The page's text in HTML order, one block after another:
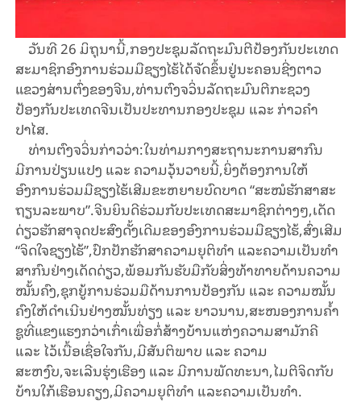
ວັນທີ 26 ມິຖຸນານີ້,ກອງປະຊຸມລັດຖະມົນຕີປ້ອງກັນປະເທດ
ສະມາຊິກອົງການຮ່ວມມືຊຽງໄຮ້ໄດ້ຈັດຂຶ້ນຢູ່ນະຄອນຊີ່ງຕາວ
ແຂວງສ່ານຕົ່ງຂອງຈີນ,ທ່ານຕົງຈວິ່ນລັດຖະມົນຕີກະຊວງ
ປ້ອງກັນປະເທດຈີນເປັນປະທານກອງປະຊຸມ ແລະ ກ່າວຄຳ
ປາໄສ.
ທ່ານຕົງຈວິ່ນກ່າວວ່າ:ໃນທ່າມກາງສະຖານະການສາກົນ
ມີການປ່ຽນແປງ ແລະ ຄວາມວຸ້ນວາຍນີ້,ຍິ່ງຕ້ອງການໃຫ້
ອົງການຮ່ວມມືຊຽງໄຮ້ເສີມຂະຫຍາຍບົດບາດ “ສະໝໍຮັກສາສະ
ຖຽນລະພາບ”.ຈີນຍິນດີຮ່ວມກັບປະເທດສະມາຊິກຕ່າງໆ,ເດັດ
ດ່ຽວຮັກສາຈຸດປະສົງດັ້ງເດີມຂອງອົງການຮ່ວມມືຊຽງໄຮ້,ສົ່ງເສີມ
“ຈິດໃຈຊຽງໄຮ້”,ປົກປັກຮັກສາຄວາມຍຸຕິທຳ ແລະຄວາມເປັນທຳ
ສາກົນຢ່າງເດັດດ່ຽວ,ພ້ອມກັນຮັບມືກັບສິ່ງທ້າທາຍດ້ານຄວາມ
ໝັ້ນຄົງ,ຊຸກຍູ້ການຮ່ວມມືດ້ານການປ້ອງກັນ ແລະ ຄວາມໝັ້ນ
ຄົງໃຫ້ດຳເນີນຢ່າງໝັ້ນທ່ຽງ ແລະ ຍາວນານ,ສະໜອງການຄ້ຳ
ຊູທີ່ແຂງແຮງກວ່າເກົ່າເພື່ອກໍ່ສ້າງບ້ານແຫ່ງຄວາມສາມັກຄີ
ແລະ ໄວ້ເນື້ອເຊື່ອໃຈກັນ,ມີສັນຕິພາບ ແລະ ຄວາມ
ສະຫງົບ,ຈະເລີນຮຸ່ງເຮືອງ ແລະ ມີການພັດທະນາ,ໄມຕີຈິດກັບ
ບ້ານໃກ້ເຮືອນຄຽງ,ມີຄວາມຍຸຕິທຳ ແລະຄວາມເປັນທຳ.